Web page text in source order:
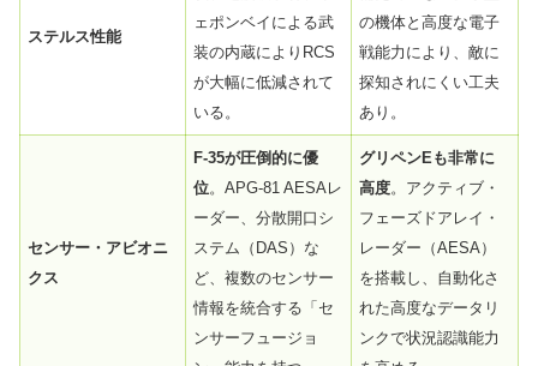
ステルス性能
ェポンベイによる武
装の内蔵によりRCS
が大幅に低減されて
いる。
の機体と高度な電子
戦能力により、敵に
探知されにくい工夫
あり。
センサー・アビオニ
クス
F-35が圧倒的に優
位。APG-81 AESAレ
ーダー、分散開口シ
ステム（DAS）な
ど、複数のセンサー
情報を統合する「セ
ンサーフュージョ
グリペンEも非常に
高度。アクティブ・
フェーズドアレイ・
レーダー（AESA）
を搭載し、自動化さ
れた高度なデータリ
ンクで状況認識能力